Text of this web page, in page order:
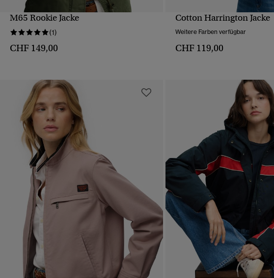
M65 Rookie Jacke
(1)
CHF 149,00
SCHNELLANSICHT
Cotton Harrington Jacke
Weitere Farben verfügbar
CHF 119,00